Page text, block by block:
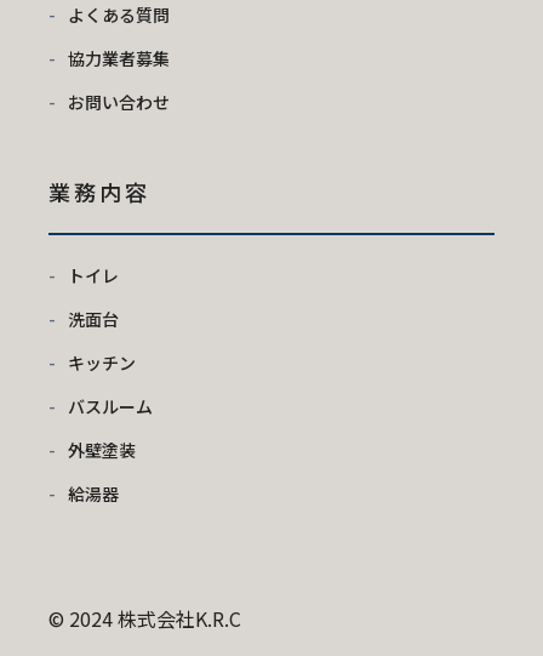
よくある質問
協力業者募集
お問い合わせ
業務内容
トイレ
洗面台
キッチン
バスルーム
外壁塗装
給湯器
© 2024 株式会社K.R.C